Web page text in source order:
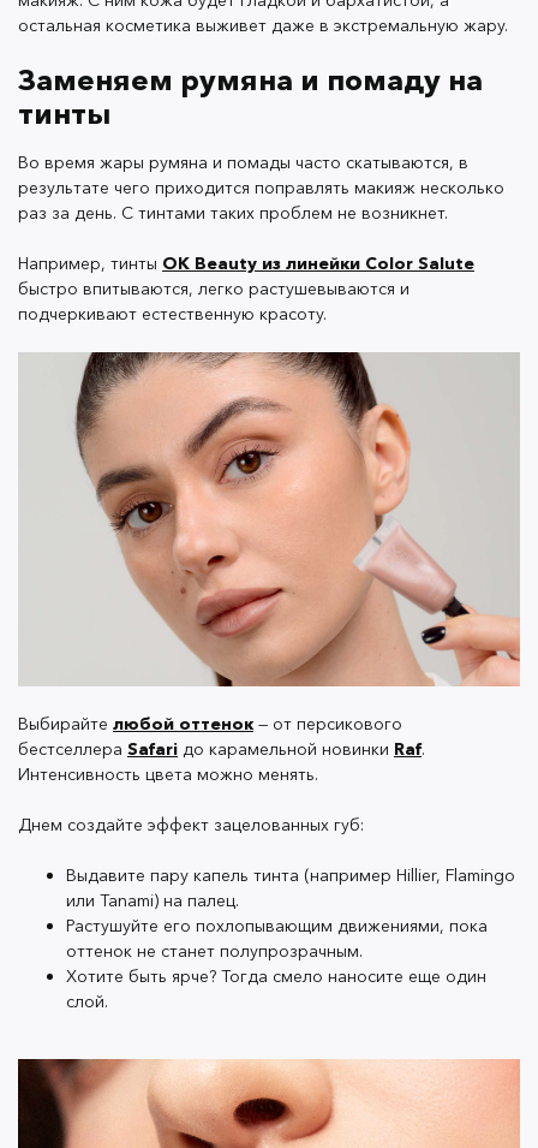
Днем создайте эффект зацелованных губ:
Выдавите пару капель тинта (например Hillier,
Flamingo или Tanami) на палец.
Растушуйте его похлопывающим движениями,
пока оттенок не станет полупрозрачным.
Хотите быть ярче? Тогда смело наносите еще
один слой.
Затем используйтетинт на яблочках щек, чтобы
создать застенчивый румянец.
Выдавите несколько капель тинта. Geisha, Tanami
и Gypsy подойдут девушкам с темной кожей.
Safari, Cocoa и Marrakech — cо светлой.
Возьмите пушистую кисточку и плавно
но при этом они невероятно стойкие и хорошо
Никаких смоки!
Графичные стрелки и дымчатые cat-eye выручают нас
макияж. Тени осыпаются, подводки скатываются. В
результате глаза станут похожи на кляксу из теста
Роршаха.
остальная косметика выживет даже в экстремальную жару.
Заменяем румяна и помаду на
тинты
Во время жары румяна и помады часто скатываются, в
результате чего приходится поправлять макияж несколько
раз за день. С тинтами таких проблем не возникнет.
Например, тинты OK Beauty из линейки Color Salute
быстро впитываются, легко растушевываются и
подчеркивают естественную красоту.
Выбирайте любой оттенок— от персикового
бестселлера Safari до карамельной новинки Raf.
Интенсивность цвета можно менять.
Днем создайте эффект зацелованных губ:
Выдавите пару капель тинта (например Hillier, Flamingo
или Tanami) на палец.
Растушуйте его похлопывающим движениями, пока
оттенок не станет полупрозрачным.
Хотите быть ярче? Тогда смело наносите еще один
слой.